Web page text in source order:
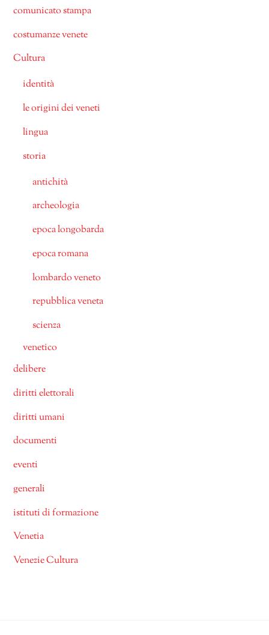
comunicato stampa
costumanze venete
Cultura
identità
le origini dei veneti
lingua
storia
antichità
archeologia
epoca longobarda
epoca romana
lombardo veneto
repubblica veneta
scienza
venetico
delibere
diritti elettorali
diritti umani
documenti
eventi
generali
istituti di formazione
Venetia
Venezie Cultura